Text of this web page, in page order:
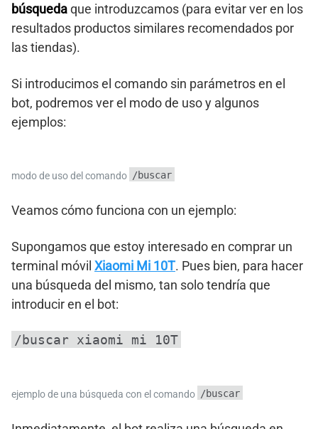
búsquedaque introduzcamos (para evitar ver en los
resultados productos similares recomendados por
las tiendas).
Si introducimos el comando sin parámetros en el
bot, podremos ver el modo de uso y algunos
ejemplos:
modo de uso del comando /buscar
Veamos cómo funciona con un ejemplo:
Supongamos que estoy interesado en comprar un
terminal móvil Xiaomi Mi 10T. Pues bien, para hacer
una búsqueda del mismo, tan solo tendría que
introducir en el bot:
/buscar xiaomi mi 10T
ejemplo de una búsqueda con el comando /buscar